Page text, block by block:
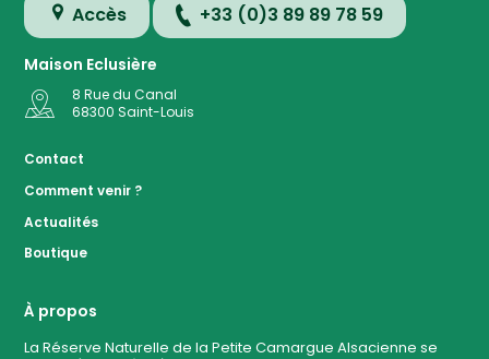
Accès +33 (0)3 89 89 78 59
Maison Eclusière
8 Rue du Canal
68300 Saint-Louis
Contact
Comment venir ?
Actualités
Boutique
À propos
La Réserve Naturelle de la Petite Camargue Alsacienne se